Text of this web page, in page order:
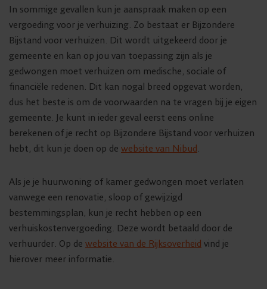
In sommige gevallen kun je aanspraak maken op een
vergoeding voor je verhuizing. Zo bestaat er Bijzondere
Bijstand voor verhuizen. Dit wordt uitgekeerd door je
gemeente en kan op jou van toepassing zijn als je
gedwongen moet verhuizen om medische, sociale of
financiële redenen. Dit kan nogal breed opgevat worden,
dus het beste is om de voorwaarden na te vragen bij je eigen
gemeente. Je kunt in ieder geval eerst eens online
berekenen of je recht op Bijzondere Bijstand voor verhuizen
hebt, dit kun je doen op de website van Nibud.
Als je je huurwoning of kamer gedwongen moet verlaten
vanwege een renovatie, sloop of gewijzigd
bestemmingsplan, kun je recht hebben op een
verhuiskostenvergoeding. Deze wordt betaald door de
verhuurder. Op de website van de Rijksoverheid vind je
hierover meer informatie.